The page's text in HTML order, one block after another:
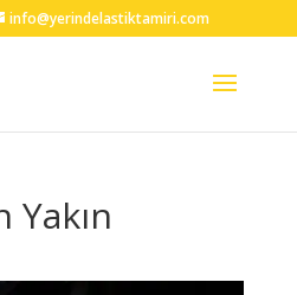
info@yerindelastiktamiri.com
Yakın